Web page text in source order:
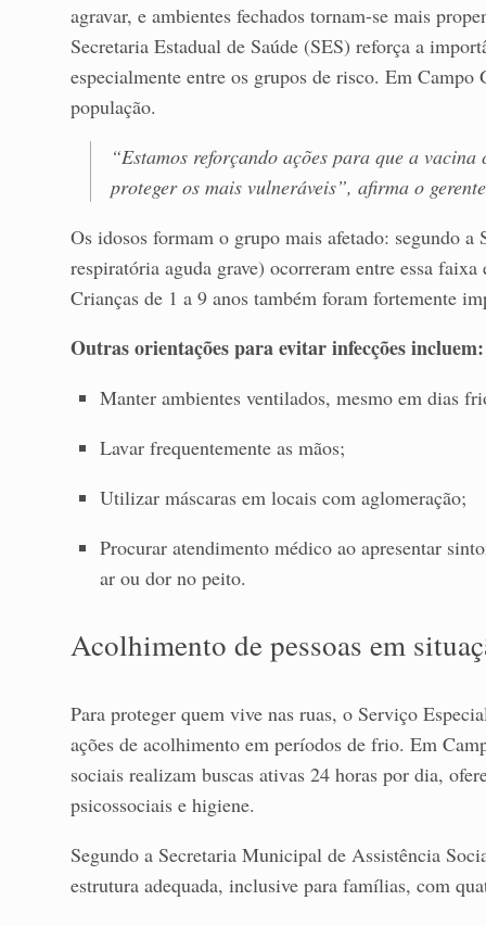
agravar, e ambientes fechados tornam-se mais
Secretaria Estadual de Saúde (SES) reforça a
especialmente entre os grupos de risco. Em
população.
“Estamos reforçando ações para que a
proteger os mais vulneráveis”, afirma o
Os idosos formam o grupo mais afetado: segundo
respiratória aguda grave) ocorreram entre essa
Crianças de 1 a 9 anos também foram fortemente
Outras orientações para evitar infecções incluem:
Manter ambientes ventilados, mesmo em dias
Lavar frequentemente as mãos;
Utilizar máscaras em locais com aglomeração;
Procurar atendimento médico ao apresentar
ar ou dor no peito.
Acolhimento de pessoas em
Para proteger quem vive nas ruas, o Serviço
ações de acolhimento em períodos de frio. Em
sociais realizam buscas ativas 24 horas por dia,
psicossociais e higiene.
Segundo a Secretaria Municipal de Assistência
estrutura adequada, inclusive para famílias, com